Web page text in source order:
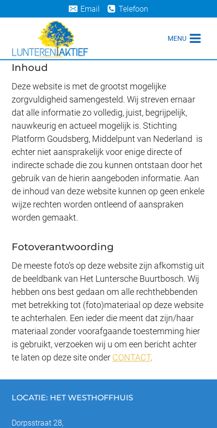
naar
Email Telefoon
MENU
Inhoud
Deze website is met de grootst mogelijke
zorgvuldigheid samengesteld. Wij streven ernaar
dat alle informatie zo volledig, juist, begrijpelijk,
nauwkeurig en actueel mogelijk is. Stichting
Platform Goudsberg, Middelpunt van Nederland is
echter niet aansprakelijk voor enige directe of
indirecte schade die zou kunnen ontstaan door het
gebruik van de hierin aangeboden informatie. Aan
de inhoud van deze website kunnen op geen enkele
wijze rechten worden ontleend of aanspraken
worden gemaakt.
Fotoverantwoording
De meeste foto’s op deze website zijn afkomstig uit
de beeldbank van Het Luntersche Buurtbosch. Wij
hebben ons best gedaan om alle rechthebbenden
met betrekking tot (foto)materiaal op deze website
te achterhalen. Een ieder die meent dat zijn/haar
materiaal zonder voorafgaande toestemming hier
is gebruikt, verzoeken wij u om een bericht achter
te laten op deze site onder CONTACT.
LOCATIE: HET WESTHOFFHUIS
Dorpsstraat 28,